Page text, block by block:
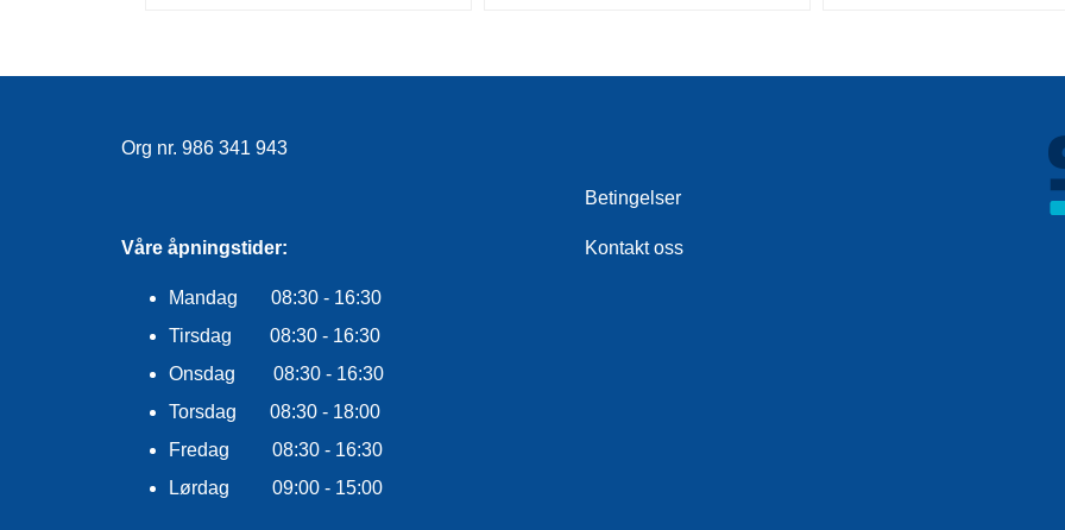
Org nr. 986 341 943
Våre åpningstider:
Mandag 08:30 - 16:30
Tirsdag 08:30 - 16:30
Onsdag 08:30 - 16:30
Torsdag 08:30 - 18:00
Fredag 08:30 - 16:30
Lørdag 09:00 - 15:00
Betingelser
Kontakt oss